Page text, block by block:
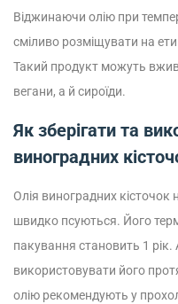
Віджинаючи олію при
сміливо розміщувати на
Такий продукт можуть
вегани, а й сироїди.
Як зберігати та
виноградних
Олія виноградних
швидко псуються. Його
пакування становить 1
використовувати його
олію рекомендують у